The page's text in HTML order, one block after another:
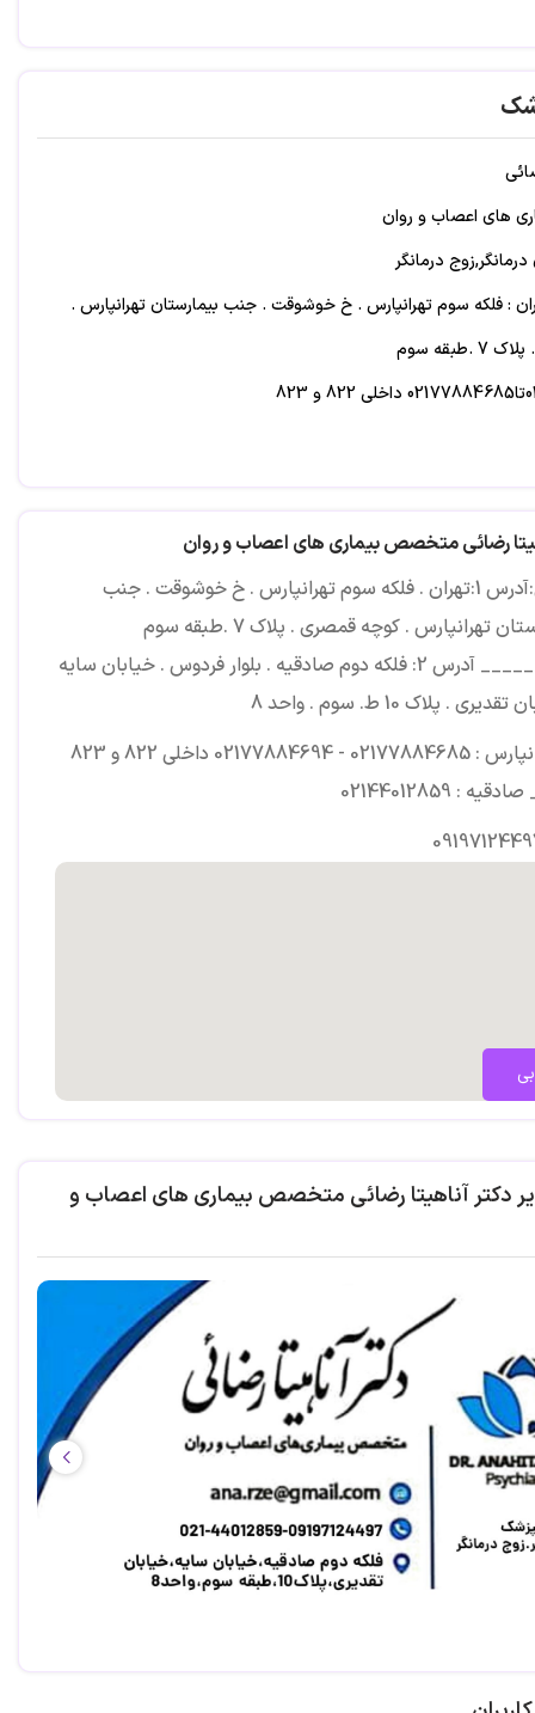
های اعصاب و روان
درمانگر
: فلکه سوم تهرانپارس . خ خوشوقت . جنب بیمارستان تهرانپارس .
سوم
: فلکه دوم صادقیه . بلوار فردوس . خیابان سایه . خیابان تقدیری .
رضائی متخصص بیماری های اعصاب و روان
آدرس:آدرس 1:تهران . فلکه سوم تهرانپارس . خ خوشوقت . جنب
بیمارستان تهرانپارس . کوچه قمصری . پلاک 7 .طبقه سوم
_________ آدرس 2: فلکه دوم صادقیه . بلوار فردوس . خیابان سایه
. پلاک 10 ط. سوم . واحد 8
تهرانپارس : 02177884685 - 02177884694 داخلی 822 و 823
: 02144012859
دکتر آناهیتا رضائی متخصص بیماری های اعصاب و